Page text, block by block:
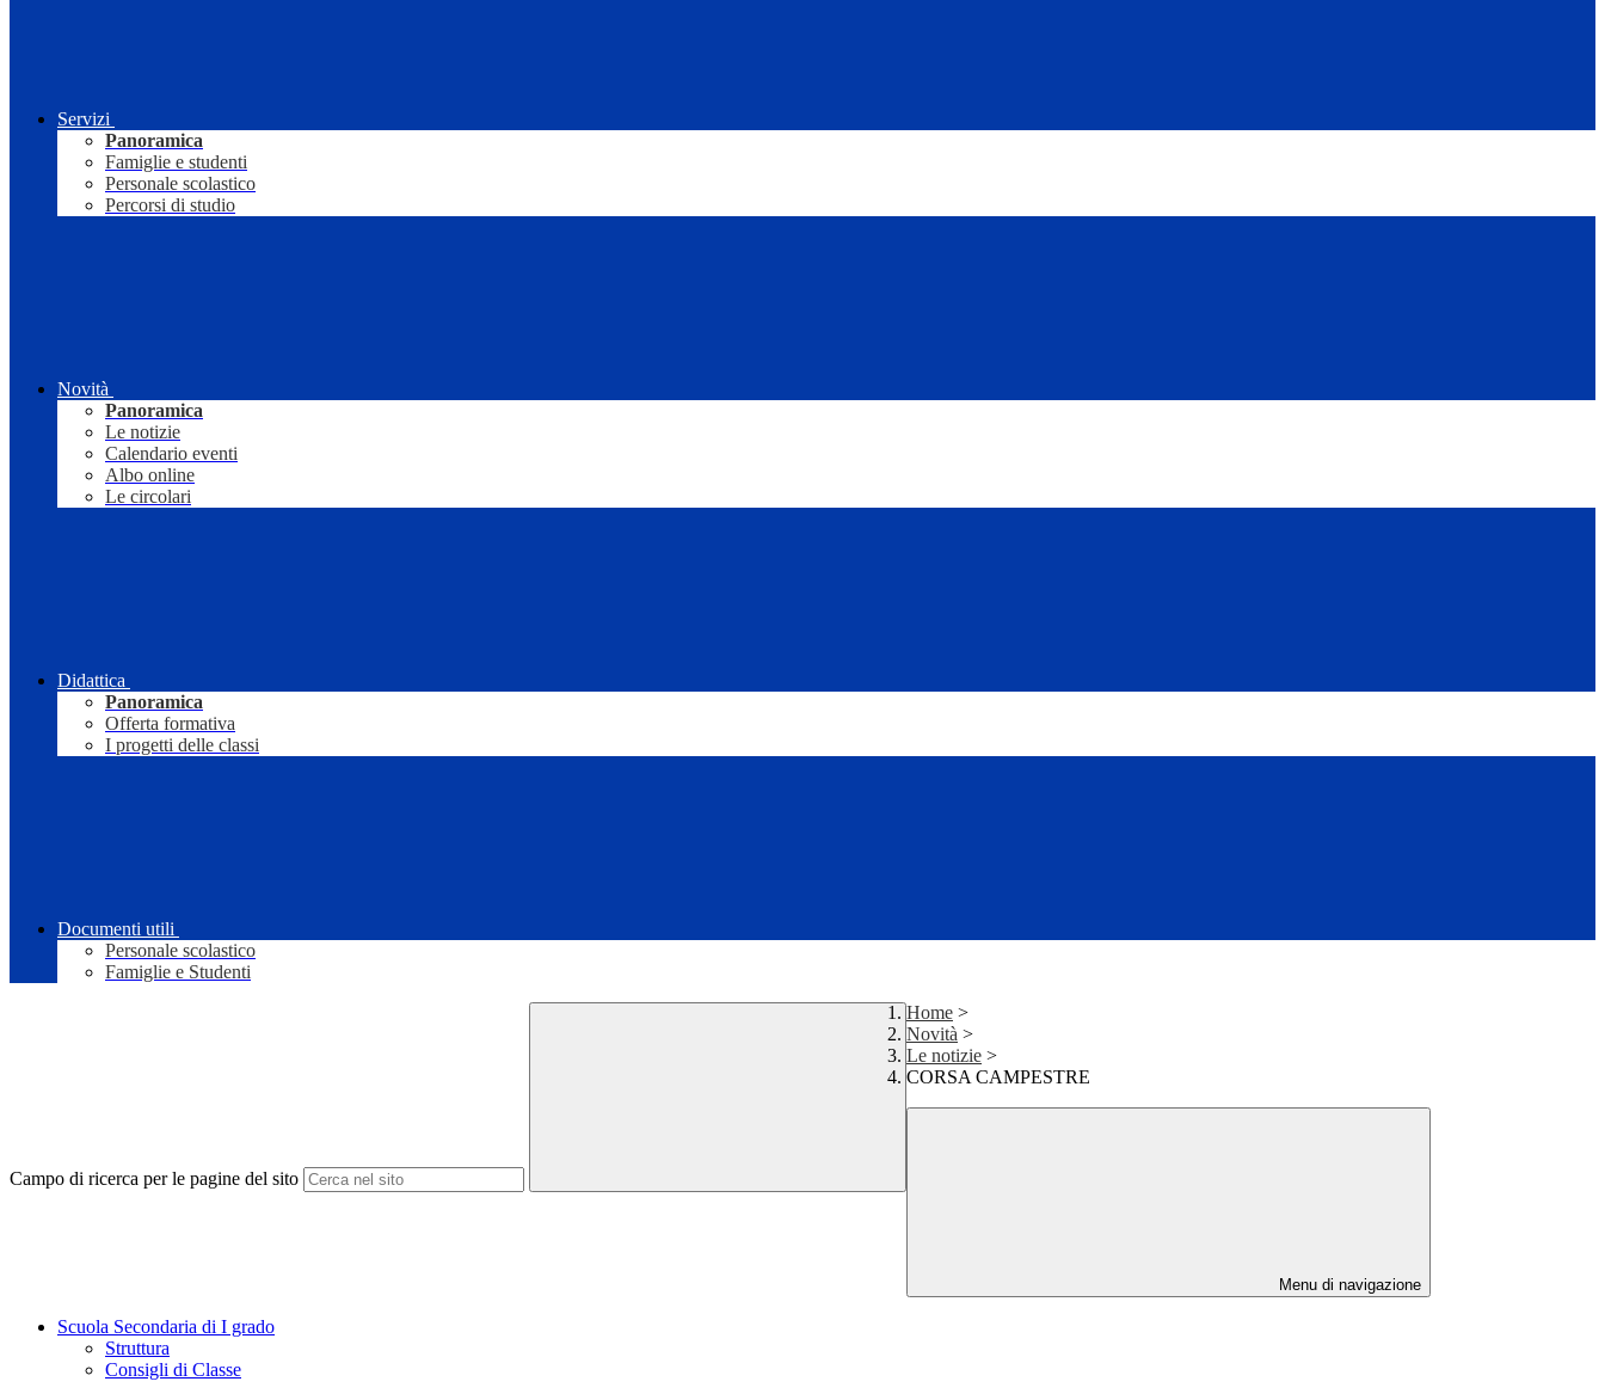
Servizi
Panoramica
Famiglie e studenti
Personale scolastico
Percorsi di studio
Novità
Panoramica
Le notizie
Calendario eventi
Albo online
Le circolari
Didattica
Panoramica
Offerta formativa
I progetti delle classi
Documenti utili
Personale scolastico
Famiglie e Studenti
Campo di ricerca per le pagine del sito
Home >
Novità >
Le notizie >
CORSA CAMPESTRE
Menu di navigazione
Scuola Secondaria di I grado
Struttura
Consigli di Classe